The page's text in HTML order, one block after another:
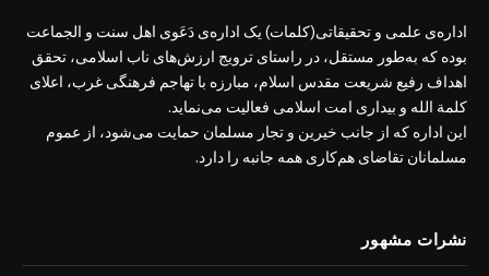
اداره‌ی علمی و تحقیقاتی(کلمات) یک اداره‌ی دَعَوی اهل سنت و الجماعت
بوده که به‌طور مستقل، در راستای ترویج ارزش‌های ناب اسلامی، تحقق
اهداف رفیع شریعت مقدس اسلام، مبارزه با تهاجم فرهنگی غرب، اعلای
کلمة الله و بیداری امت اسلامی فعالیت می‌نماید.
این اداره که از جانب خیرین و تجار مسلمان حمایت می‌شود، از عموم
مسلمانان تقاضای هم‌کاری همه جانبه را دارد.
نشرات مشهور